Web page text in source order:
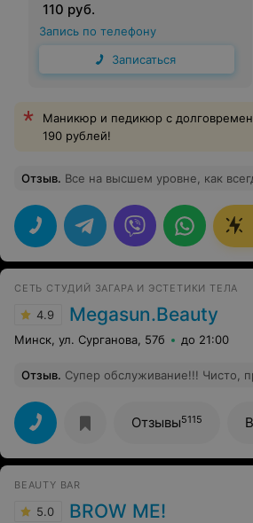
110 руб.
Запись по телефону
Записаться
Маникюр и педикюр с
190 рублей!
Отзыв. Все на высшем уровне, как
СЕТЬ СТУДИЙ ЗАГАРА И ЭСТЕТИКИ ТЕЛА
4.9 Megasun.Beauty
Минск, ул. Сурганова, 57б до 21:00
Отзыв. Супер обслуживание!!! Чисто,
Отзывы5115
BEAUTY BAR
5.0 BROW ME!